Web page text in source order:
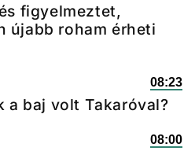
figyelmeztet,
újabb roham érheti
08:23
a baj volt Takaróval?
08:00